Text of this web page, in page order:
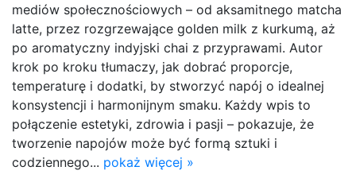
mediów społecznościowych – od aksamitnego matcha
latte, przez rozgrzewające golden milk z kurkumą, aż
po aromatyczny indyjski chai z przyprawami. Autor
krok po kroku tłumaczy, jak dobrać proporcje,
temperaturę i dodatki, by stworzyć napój o idealnej
konsystencji i harmonijnym smaku. Każdy wpis to
połączenie estetyki, zdrowia i pasji – pokazuje, że
tworzenie napojów może być formą sztuki i
codziennego... pokaż więcej »